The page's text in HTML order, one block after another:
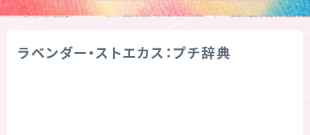
秘密部屋
ラベンダー・ストエカス：プチ辞典